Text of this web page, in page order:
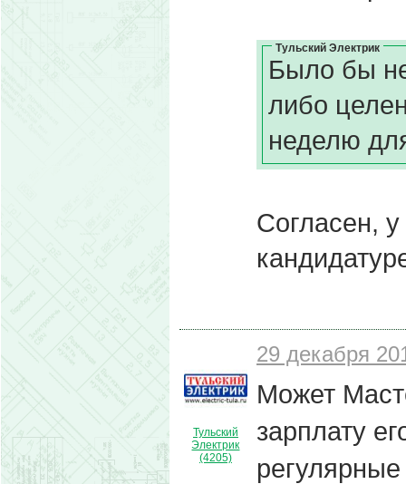
Тульский Электрик
Было бы
либо
неделю
Согласен,
Тульский
Электрик
(4205)
29 декабря
Может
зарплату